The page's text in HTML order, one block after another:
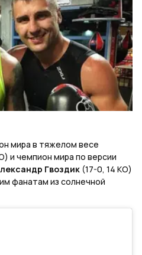
мира в тяжелом весе
и чемпион мира по версии
Гвоздик (17-0, 14 КО)
фанатам из солнечной